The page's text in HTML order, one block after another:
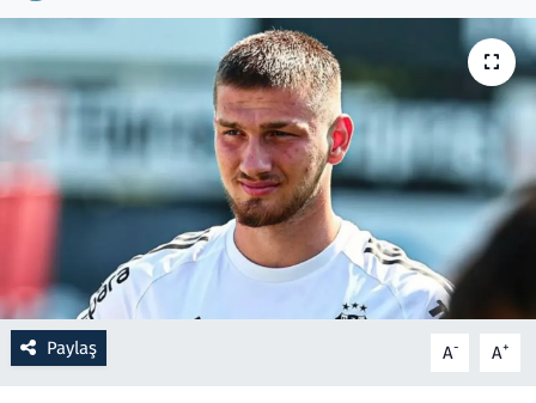
Paylaş A- A+
Oyun
Ramazan
Resmi İlanlar
Rüya Tabirleri
Sağlık
Savunma Sanayi